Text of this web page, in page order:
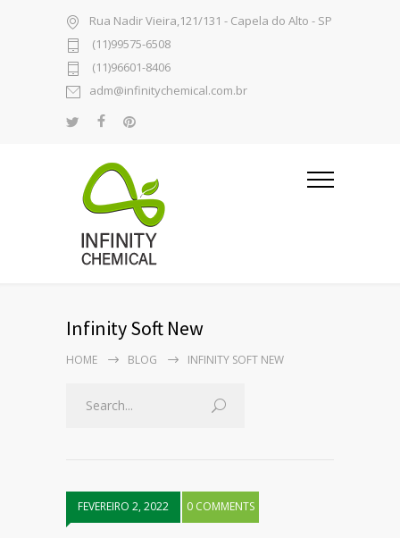
Rua Nadir Vieira,121/131 - Capela do Alto - SP
(11)99575-6508
(11)96601-8406
adm@infinitychemical.com.br
Infinity Soft New
HOME BLOG INFINITY SOFT NEW
FEVEREIRO 2, 2022 0 COMMENTS